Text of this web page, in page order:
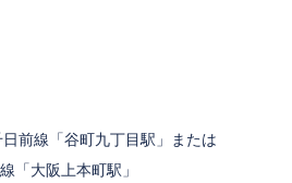
「谷町九丁目駅」または
「大阪上本町駅」